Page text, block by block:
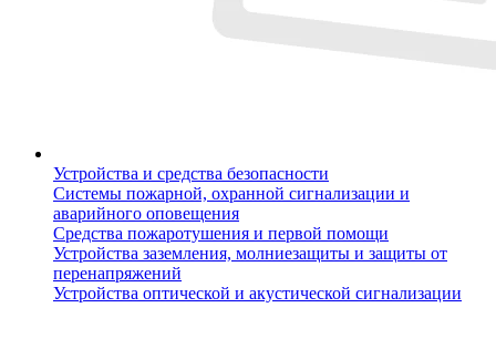
Устройства и средства безопасности
Системы пожарной, охранной сигнализации и
аварийного оповещения
Средства пожаротушения и первой помощи
Устройства заземления, молниезащиты и защиты от
перенапряжений
Устройства оптической и акустической сигнализации